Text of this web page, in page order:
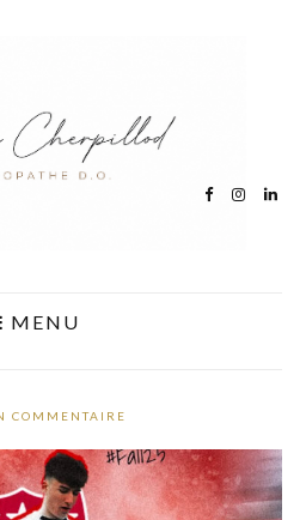
MENU
COMMENTAIRE